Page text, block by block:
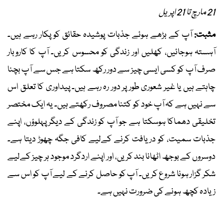
21 مارچ تا 21 اپریل
مثبت:آپ کے بڑھے ہوئے جذبات پوشیدہ حقائق کو پکار رہے ہیں۔
آہستہ ہوجائیں، کھلیں اور زندگی کو محسوس کریں۔ آپ کا کاروبار
صرف آپ کو کسی ایسی چیز سے دور رکھ سکتا ہے جس سے آپ بچنا
چاہتے ہیں یا غیر شعوری طور پر دور رہ رہے ہیں۔ پیداوری کا تعلق اس
سے نہیں ہے کہ آپ خود کو کتنا مصروف رکھتے ہیں۔ یہ ایک مختصر
تخلیقی دھماکا ہوسکتا ہے جو آپ کو زندگی کے دیگر پہلوؤں، اپنے
جذبات سمیت، کو دریافت کرنے کےلیے کافی جگہ چھوڑ دیتا ہے۔
دوسروں کے بوجھ اٹھانا بند کریں، اور اپنے اردگرد موجود ہر چیز کےلیے
شکر گزار ہونا شروع کریں۔ آپ کو حاصل کرنے کے لیے آپ کو اس سے
زیادہ کچھ ہونے کی ضرورت نہیں ہے۔